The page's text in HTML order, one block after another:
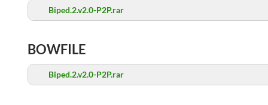
Biped.2.v2.0-P2P.rar
BOWFILE
Biped.2.v2.0-P2P.rar